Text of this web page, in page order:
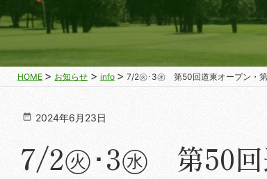
HOME お知らせ info 7/2㊋･3㊌ 第50回道東オープン・
2024年6月23日
7/2㊋･3㊌ 第50回